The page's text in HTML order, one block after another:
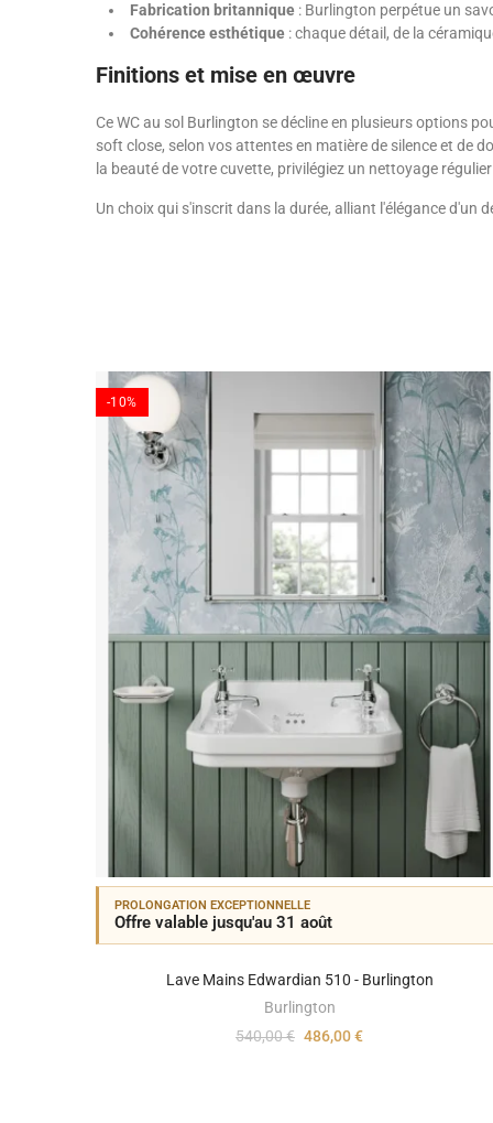
Fabrication britannique : Burlington perpétue un
Cohérence esthétique : chaque détail, de la
Finitions et mise en œuvre
Ce WC au sol Burlington se décline en plusieurs options
soft close, selon vos attentes en matière de silence et de
la beauté de votre cuvette, privilégiez un nettoyage
Un choix qui s'inscrit dans la durée, alliant l'élégance
-10%
PROLONGATION EXCEPTIONNELLE
Offre valable jusqu'au 31 août
Lave Mains Edwardian 510 - Burlington
Burlington
540,00 € 486,00 €